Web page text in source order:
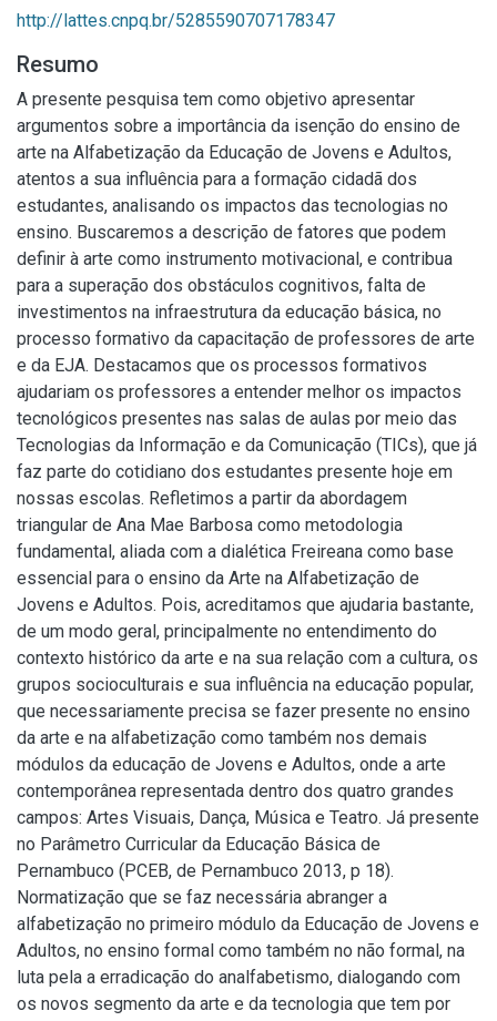
http://lattes.cnpq.br/5285590707178347
Resumo
A presente pesquisa tem como objetivo apresentar
argumentos sobre a importância da isenção do ensino de
arte na Alfabetização da Educação de Jovens e Adultos,
atentos a sua influência para a formação cidadã dos
estudantes, analisando os impactos das tecnologias no
ensino. Buscaremos a descrição de fatores que podem
definir à arte como instrumento motivacional, e contribua
para a superação dos obstáculos cognitivos, falta de
investimentos na infraestrutura da educação básica, no
processo formativo da capacitação de professores de arte
e da EJA. Destacamos que os processos formativos
ajudariam os professores a entender melhor os impactos
tecnológicos presentes nas salas de aulas por meio das
Tecnologias da Informação e da Comunicação (TICs), que já
faz parte do cotidiano dos estudantes presente hoje em
nossas escolas. Refletimos a partir da abordagem
triangular de Ana Mae Barbosa como metodologia
fundamental, aliada com a dialética Freireana como base
essencial para o ensino da Arte na Alfabetização de
Jovens e Adultos. Pois, acreditamos que ajudaria bastante,
de um modo geral, principalmente no entendimento do
contexto histórico da arte e na sua relação com a cultura, os
grupos socioculturais e sua influência na educação popular,
que necessariamente precisa se fazer presente no ensino
da arte e na alfabetização como também nos demais
módulos da educação de Jovens e Adultos, onde a arte
contemporânea representada dentro dos quatro grandes
campos: Artes Visuais, Dança, Música e Teatro. Já presente
no Parâmetro Curricular da Educação Básica de
Pernambuco (PCEB, de Pernambuco 2013, p 18).
Normatização que se faz necessária abranger a
alfabetização no primeiro módulo da Educação de Jovens e
Adultos, no ensino formal como também no não formal, na
luta pela a erradicação do analfabetismo, dialogando com
os novos segmento da arte e da tecnologia que tem por